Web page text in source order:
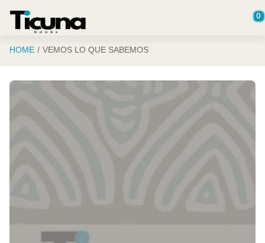
0
HOME VEMOS LO QUE SABEMOS